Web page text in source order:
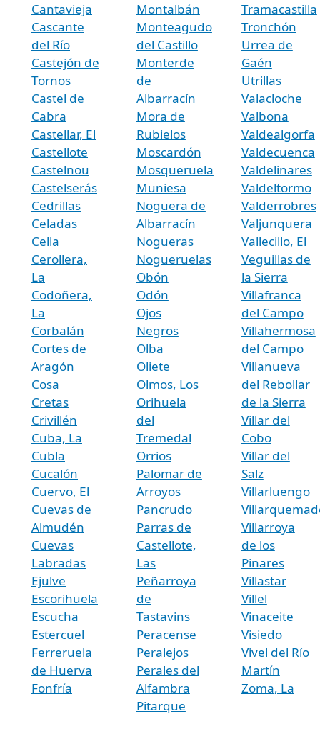
Cantavieja
Cascante
del Río
Castejón de
Tornos
Castel de
Cabra
Castellar, El
Castellote
Castelnou
Castelserás
Cedrillas
Celadas
Cella
Cerollera,
La
Codoñera,
La
Corbalán
Cortes de
Aragón
Cosa
Cretas
Crivillén
Cuba, La
Cubla
Cucalón
Cuervo, El
Cuevas de
Almudén
Cuevas
Labradas
Ejulve
Escorihuela
Escucha
Estercuel
Ferreruela
de Huerva
Fonfría
Montalbán
Monteagudo
del Castillo
Monterde
de
Albarracín
Mora de
Rubielos
Moscardón
Mosqueruela
Muniesa
Noguera de
Albarracín
Nogueras
Nogueruelas
Obón
Odón
Ojos
Negros
Olba
Oliete
Olmos, Los
Orihuela
del
Tremedal
Orrios
Palomar de
Arroyos
Pancrudo
Parras de
Castellote,
Las
Peñarroya
de
Tastavins
Peracense
Peralejos
Perales del
Alfambra
Pitarque
Tramacastilla
Tronchón
Urrea de
Gaén
Utrillas
Valacloche
Valbona
Valdealgorfa
Valdecuenca
Valdelinares
Valdeltormo
Valderrobres
Valjunquera
Vallecillo, El
Veguillas de
la Sierra
Villafranca
del Campo
Villahermosa
del Campo
Villanueva
del Rebollar
de la Sierra
Villar del
Cobo
Villar del
Salz
Villarluengo
Villarroya
de los
Pinares
Villastar
Villel
Vinaceite
Visiedo
Vivel del Río
Martín
Zoma, La